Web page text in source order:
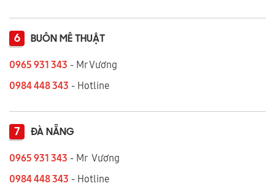
6 BUÔN MÊ THUẬT
0965 931 343 - Mr Vương
0984 448 343 - Hotline
7 ĐÀ NẴNG
0965 931 343 - Mr Vương
0984 448 343 - Hotline